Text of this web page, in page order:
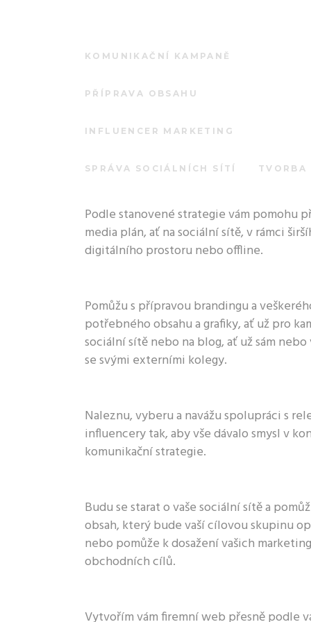
KOMUNIKAČNÍ KAMPANĚ
PŘÍPRAVA OBSAHU
INFLUENCER MARKETING
SPRÁVA SOCIÁLNÍCH SÍTÍ TVORBA
Podle stanovené strategie vám pomohu
media plán, ať na sociální sítě, v rámci
digitálního prostoru nebo offline.
Pomůžu s přípravou brandingu a
potřebného obsahu a grafiky, ať už pro
sociální sítě nebo na blog, ať už sám
se svými externími kolegy.
Naleznu, vyberu a navážu spolupráci s
influencery tak, aby vše dávalo smysl v
komunikační strategie.
Budu se starat o vaše sociální sítě a
obsah, který bude vaší cílovou skupinu
nebo pomůže k dosažení vašich
obchodních cílů.
Vytvořím vám firemní web přesně podle